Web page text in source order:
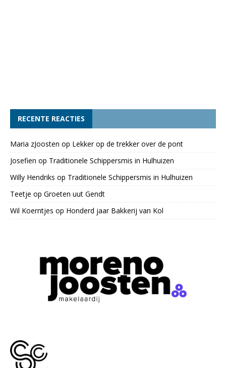
RECENTE REACTIES
Maria zJoosten op Lekker op de trekker over de pont
Josefien op Traditionele Schippersmis in Hulhuizen
Willy Hendriks op Traditionele Schippersmis in Hulhuizen
Teetje op Groeten uut Gendt
Wil Koerntjes op Honderd jaar Bakkerij van Kol